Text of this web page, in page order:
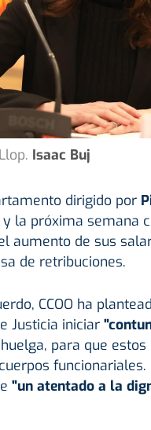
Isaac Buj
dirigido por
la próxima semana
aumento de sus
de retribuciones.
CCOO ha
Justicia iniciar
para que
"un atentado a la